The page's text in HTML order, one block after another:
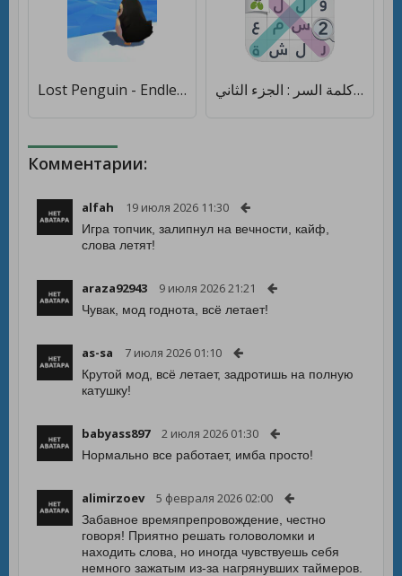
Lost Penguin - Endless Journey [Много денег] لعبة كلمة السر : الجزء الثاني [Много денег]
Комментарии:
alfah 19 июля 2026 11:30
Игра топчик, залипнул на вечности, кайф,
слова летят!
araza92943 9 июля 2026 21:21
Чувак, мод годнота, всё летает!
as-sa 7 июля 2026 01:10
Крутой мод, всё летает, задротишь на полную
катушку!
babyass897 2 июля 2026 01:30
Нормально все работает, имба просто!
alimirzoev 5 февраля 2026 02:00
Забавное времяпрепровождение, честно
говоря! Приятно решать головоломки и
находить слова, но иногда чувствуешь себя
немного зажатым из-за нагрянувших таймеров.